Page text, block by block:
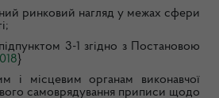
ринковий нагляд у межах сфери
3-1 згідно з Постановою
}
і місцевим органам виконавчої
самоврядування приписи щодо